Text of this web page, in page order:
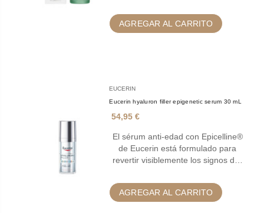
AGREGAR AL CARRITO
EUCERIN
Eucerin hyaluron filler epigenetic serum 30 mL
54,95 €
El sérum anti-edad con Epicelline®
de Eucerin está formulado para
revertir visiblemente los signos d…
AGREGAR AL CARRITO